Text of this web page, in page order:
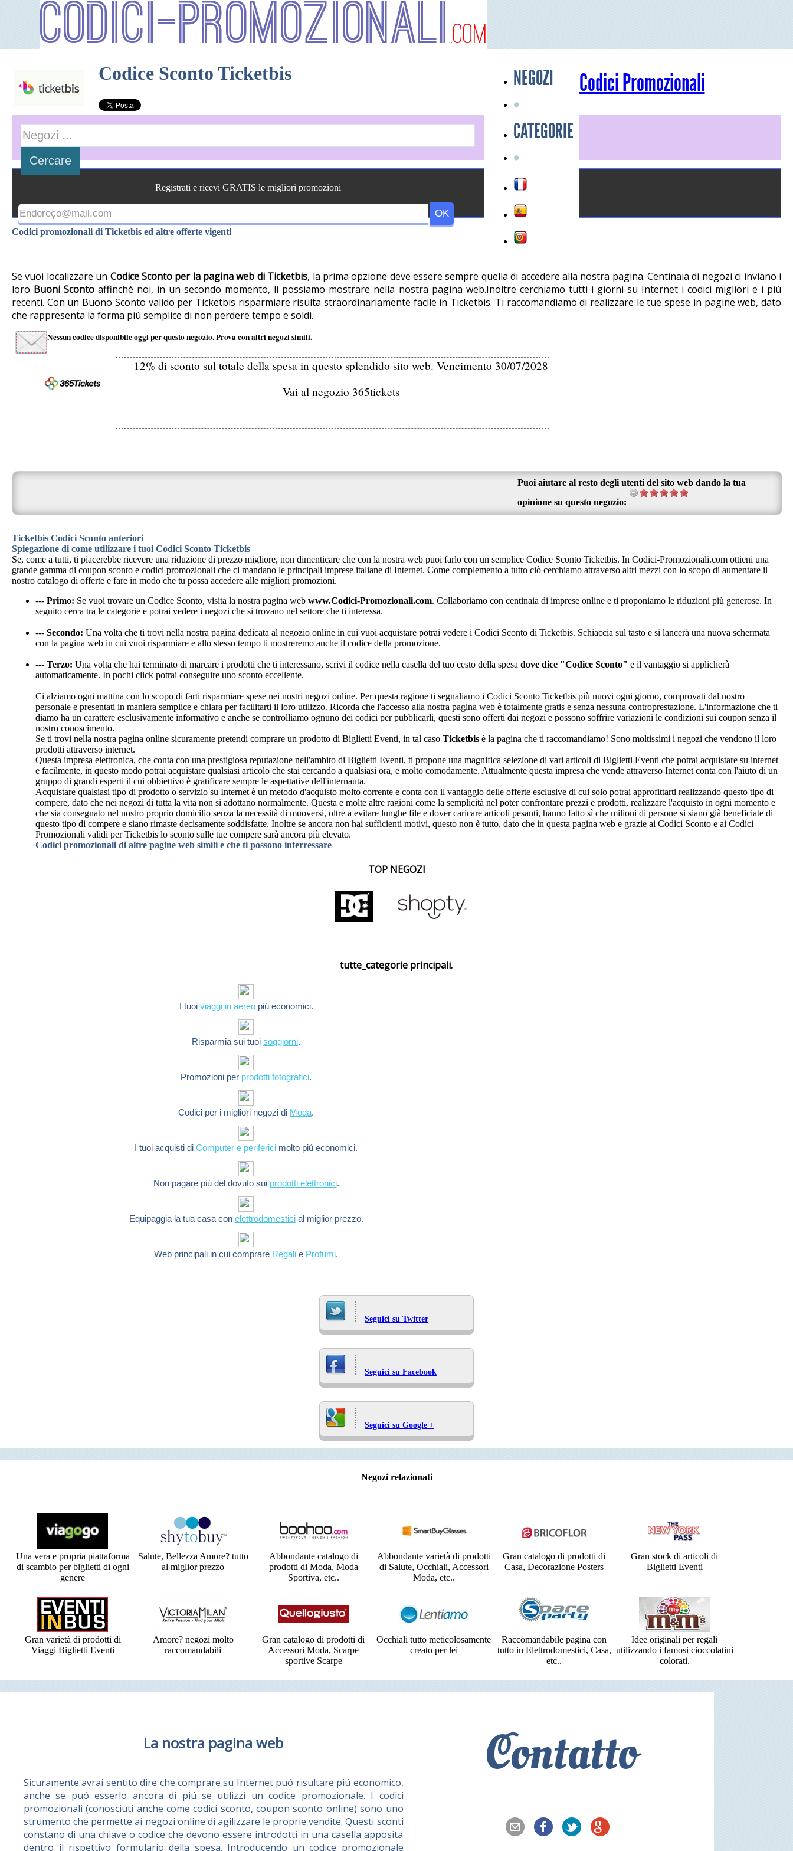
Codici-Promozionali .com
Codici Promozionali
NEGOZI
CATEGORIE
Codice Sconto Ticketbis
Se vuoi localizzare un Codice Sconto per la pagina web di Ticketbis, la prima opzione deve essere sempre quella di accedere alla nostra pagina. Centinaia di negozi ci inviano i
loro Buoni Sconto affinché noi, in un secondo momento, li possiamo mostrare nella nostra pagina web.Inoltre cerchiamo tutti i giorni su Internet i codici migliori e i più
recenti. Con un Buono Sconto valido per Ticketbis risparmiare risulta straordinariamente facile in Ticketbis. Ti raccomandiamo di realizzare le tue spese in pagine web, dato
che rappresenta la forma più semplice di non perdere tempo e soldi.
Registrati e ricevi GRATIS le migliori promozioni
Codici promozionali di Ticketbis ed altre offerte vigenti
Nessun codice disponibile oggi per questo negozio. Prova con altri negozi simili.
12% di sconto sul totale della spesa in questo splendido sito web. Vencimento 30/07/2028
Vai al negozio 365tickets
Puoi aiutare al resto degli utenti del sito web dando la tua
opinione su questo negozio:
Ticketbis Codici Sconto anteriori
Spiegazione di come utilizzare i tuoi Codici Sconto Ticketbis
Se, come a tutti, ti piacerebbe ricevere una riduzione di prezzo migliore, non dimenticare che con la nostra web puoi farlo con un semplice Codice Sconto Ticketbis. In Codici-Promozionali.com ottieni una
grande gamma di coupon sconto e codici promozionali che ci mandano le principali imprese italiane di Internet. Come complemento a tutto ciò cerchiamo attraverso altri mezzi con lo scopo di aumentare il
nostro catalogo di offerte e fare in modo che tu possa accedere alle migliori promozioni.
--- Primo: Se vuoi trovare un Codice Sconto, visita la nostra pagina web www.Codici-Promozionali.com. Collaboriamo con centinaia di imprese online e ti proponiamo le riduzioni più generose. In
seguito cerca tra le categorie e potrai vedere i negozi che si trovano nel settore che ti interessa.
--- Secondo: Una volta che ti trovi nella nostra pagina dedicata al negozio online in cui vuoi acquistare potrai vedere i Codici Sconto di Ticketbis. Schiaccia sul tasto e si lancerà una nuova schermata
con la pagina web in cui vuoi risparmiare e allo stesso tempo ti mostreremo anche il codice della promozione.
--- Terzo: Una volta che hai terminato di marcare i prodotti che ti interessano, scrivi il codice nella casella del tuo cesto della spesa dove dice "Codice Sconto" e il vantaggio si applicherà
automaticamente. In pochi click potrai conseguire uno sconto eccellente.
Ci alziamo ogni mattina con lo scopo di farti risparmiare spese nei nostri negozi online. Per questa ragione ti segnaliamo i Codici Sconto Ticketbis più nuovi ogni giorno, comprovati dal nostro
personale e presentati in maniera semplice e chiara per facilitarti il loro utilizzo. Ricorda che l'accesso alla nostra pagina web è totalmente gratis e senza nessuna controprestazione. L'informazione che ti
diamo ha un carattere esclusivamente informativo e anche se controlliamo ognuno dei codici per pubblicarli, questi sono offerti dai negozi e possono soffrire variazioni le condizioni sui coupon senza il
nostro conoscimento.
Se ti trovi nella nostra pagina online sicuramente pretendi comprare un prodotto di Biglietti Eventi, in tal caso Ticketbis è la pagina che ti raccomandiamo! Sono moltissimi i negozi che vendono il loro
prodotti attraverso internet.
Questa impresa elettronica, che conta con una prestigiosa reputazione nell'ambito di Biglietti Eventi, ti propone una magnifica selezione di vari articoli di Biglietti Eventi che potrai acquistare su internet
e facilmente, in questo modo potrai acquistare qualsiasi articolo che stai cercando a qualsiasi ora, e molto comodamente. Attualmente questa impresa che vende attraverso Internet conta con l'aiuto di un
gruppo di grandi esperti il cui obbiettivo è gratificare sempre le aspettative dell'internauta.
Acquistare qualsiasi tipo di prodotto o servizio su Internet è un metodo d'acquisto molto corrente e conta con il vantaggio delle offerte esclusive di cui solo potrai approfittarti realizzando questo tipo di
compere, dato che nei negozi di tutta la vita non si adottano normalmente. Questa e molte altre ragioni come la semplicità nel poter confrontare prezzi e prodotti, realizzare l'acquisto in ogni momento e
che sia consegnato nel nostro proprio domicilio senza la necessità di muoversi, oltre a evitare lunghe file e dover caricare articoli pesanti, hanno fatto sì che milioni di persone si siano già beneficiate di
questo tipo di compere e siano rimaste decisamente soddisfatte. Inoltre se ancora non hai sufficienti motivi, questo non è tutto, dato che in questa pagina web e grazie ai Codici Sconto e ai Codici
Promozionali validi per Ticketbis lo sconto sulle tue compere sarà ancora più elevato.
Codici promozionali di altre pagine web simili e che ti possono interressare
TOP NEGOZI
tutte_categorie principali.
I tuoi viaggi in aereopiú economici.
Risparmia sui tuoisoggiorni.
Promozioni per prodotti fotografici.
Codici per i migliori negozi di Moda.
I tuoi acquisti diComputer e periferici molto piú economici.
Non pagare piú del dovuto sui prodotti elettronici.
Equipaggia la tua casa con elettrodomesticial miglior prezzo.
Web principali in cui comprare Regali e Profumi.
Seguici su Twitter
Seguici su Facebook
Seguici su Google +
Negozi relazionati
Una vera e propria piattaforma
di scambio per biglietti di ogni
genere
Salute, Bellezza Amore? tutto
al miglior prezzo
Abbondante catalogo di
prodotti di Moda, Moda
Sportiva, etc..
Abbondante varietà di prodotti
di Salute, Occhiali, Accessori
Moda, etc..
Gran catalogo di prodotti di
Casa, Decorazione Posters
Gran stock di articoli di
Biglietti Eventi
Gran varietà di prodotti di
Viaggi Biglietti Eventi
Amore? negozi molto
raccomandabili
Gran catalogo di prodotti di
Accessori Moda, Scarpe
sportive Scarpe
Occhiali tutto meticolosamente
creato per lei
Raccomandabile pagina con
tutto in Elettrodomestici, Casa,
etc..
Idee originali per regali
utilizzando i famosi cioccolatini
colorati.
Contatto
La nostra pagina web
Sicuramente avrai sentito dire che comprare su Internet puó risultare piú economico,
anche se puó esserlo ancora di piú se utilizzi un codice promozionale. I codici
promozionali (conosciuti anche come codici sconto, coupon sconto online) sono uno
strumento che permette ai negozi online di agilizzare le proprie vendite. Questi sconti
constano di una chiave o codice che devono essere introdotti in una casella apposita
dentro il rispettivo formulario della spesa. Introducendo un codice promozionale